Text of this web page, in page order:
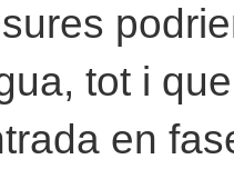
tot i
en